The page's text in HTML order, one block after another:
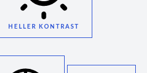
HELLER KONTRAST